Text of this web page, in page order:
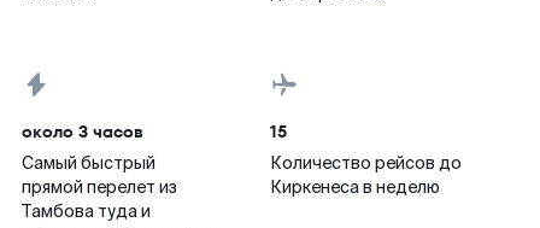
около 3 часов
Самый быстрый
прямой перелет из
Тамбова туда и
15
Количество рейсов до
Киркенеса в неделю